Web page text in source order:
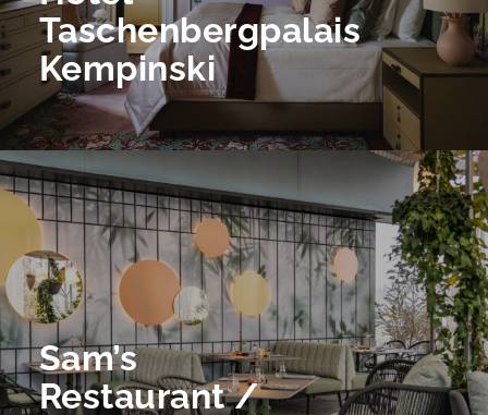
Taschenbergpalais
Kempinski
Sam’s
Restaurant /